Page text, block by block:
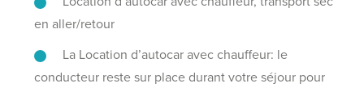
en aller/retour
La Location d’autocar avec chauffeur: le
conducteur reste sur place durant votre séjour pour